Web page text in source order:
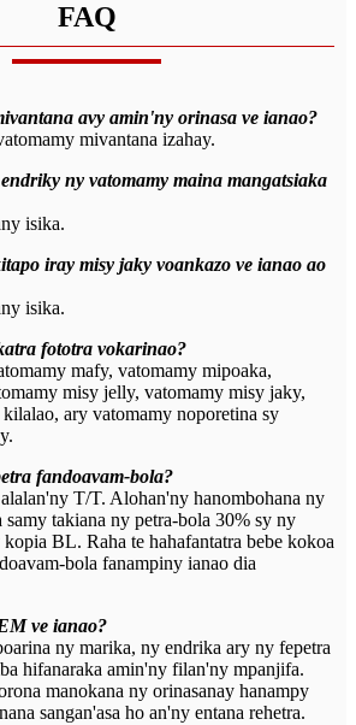
FAQ
avy amin'ny orinasa ve ianao?
mivantana izahay.
ny vatomamy maina mangatsiaka
isika.
iray misy jaky voankazo ve ianao ao
isika.
fototra vokarinao?
mafy, vatomamy mipoaka,
misy jelly, vatomamy misy jaky,
ary vatomamy noporetina sy
fandoavam-bola?
T/T. Alohan'ny hanombohana ny
samy takiana ny petra-bola 30% sy ny
BL. Raha te hahafantatra bebe kokoa
bola fanampiny ianao dia
ve ianao?
ny marika, ny endrika ary ny fepetra
hifanaraka amin'ny filan'ny mpanjifa.
manokana ny orinasanay hanampy
sangan'asa ho an'ny entana rehetra.